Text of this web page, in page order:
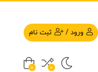
ورود / ثبت نام
0
0